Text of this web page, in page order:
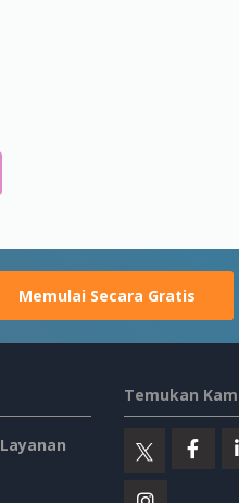
Memulai Secara Gratis
Temukan